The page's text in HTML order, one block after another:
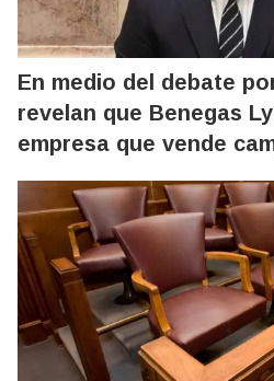
En medio del debate
revelan que Benegas
empresa que vende